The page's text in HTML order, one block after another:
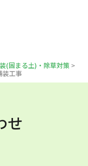
(固まる土)・除草対策 >
工事
せ